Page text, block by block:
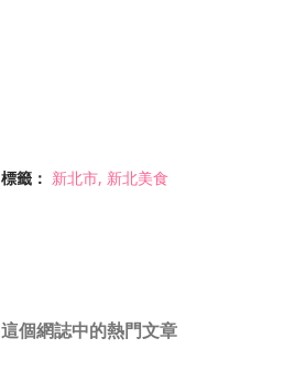
標籤： 新北市 新北美食
這個網誌中的熱門文章